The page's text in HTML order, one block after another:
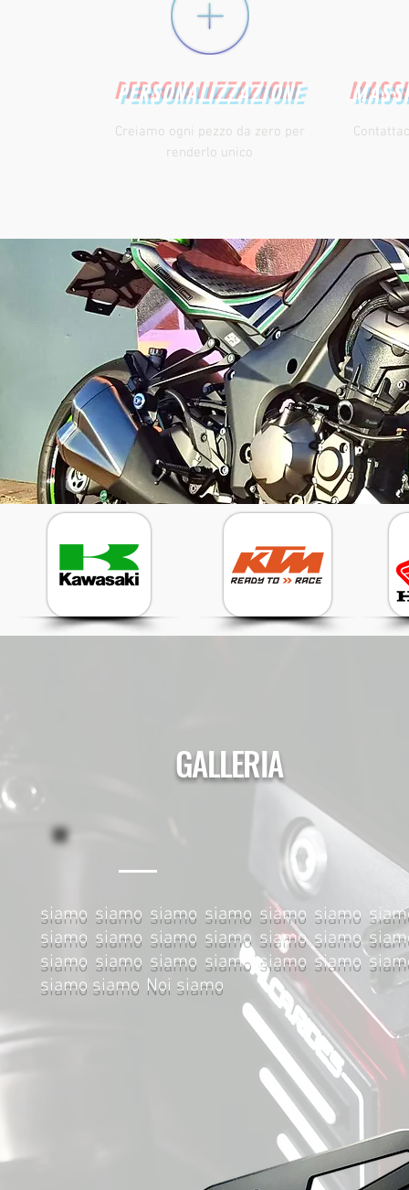
PERSONALIZZAZIONE
Creiamo ogni pezzo da zero per
renderlo unico
GALLERIA
siamo siamo siamo siamo siamo siamo
siamo siamo siamo siamo siamo siamo
siamo siamo siamo siamo siamo siamo
siamo siamo Noi siamo